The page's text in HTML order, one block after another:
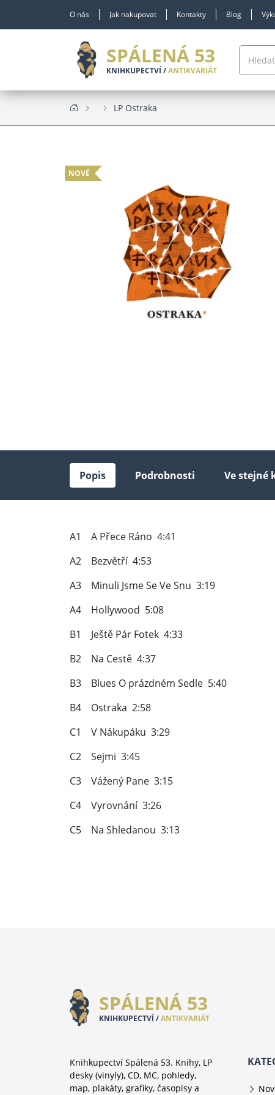
O nás Jak nakupovat Kontakty Blog
SPÁLENÁ 53
KNIHKUPECTVÍ /ANTIKVARIÁT
LP Ostraka
NOVÉ
Popis Podrobnosti Ve stejné
A1 A Přece Ráno 4:41
A2 Bezvětří 4:53
A3 Minuli Jsme Se Ve Snu 3:19
A4 Hollywood 5:08
B1 Ještě Pár Fotek 4:33
B2 Na Cestě 4:37
B3 Blues O prázdném Sedle 5:40
B4 Ostraka 2:58
C1 V Nákupáku 3:29
C2 Sejmi 3:45
C3 Vážený Pane 3:15
C4 Vyrovnání 3:26
C5 Na Shledanou 3:13
SPÁLENÁ 53
KNIHKUPECTVÍ /ANTIKVARIÁT
Knihkupectví Spálená 53. Knihy, LP
desky (vinyly), CD, MC, pohledy,
map, plakáty, grafiky, časopisy a